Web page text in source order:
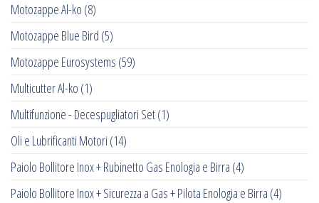
Motozappe Al-ko (8)
Motozappe Blue Bird (5)
Motozappe Eurosystems (59)
Multicutter Al-ko (1)
Multifunzione - Decespugliatori Set(1)
Oli e Lubrificanti Motori (14)
Paiolo Bollitore Inox + Rubinetto Gas Enologia e Birra (4)
Paiolo Bollitore Inox + Sicurezza a Gas + Pilota Enologia e Birra (4)